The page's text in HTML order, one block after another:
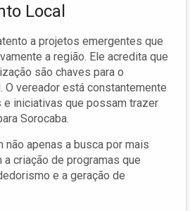
Local
a projetos emergentes que
a região. Ele acredita que
são chaves para o
vereador está constantemente
e iniciativas que possam trazer
Sorocaba.
apenas a busca por mais
criação de programas que
e a geração de